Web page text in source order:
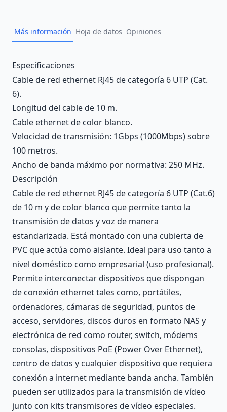
Más información Hoja de datos Opiniones
Description
Especificaciones
Cable de red ethernet RJ45 de categoría 6 UTP (Cat.
6).
Longitud del cable de 10 m.
Cable ethernet de color blanco.
Velocidad de transmisión: 1Gbps (1000Mbps) sobre
100 metros.
Ancho de banda máximo por normativa: 250 MHz.
Descripción
Cable de red ethernet RJ45 de categoría 6 UTP (Cat.6)
de 10 m y de color blanco que permite tanto la
transmisión de datos y voz de manera
estandarizada. Está montado con una cubierta de
PVC que actúa como aislante. Ideal para uso tanto a
nivel doméstico como empresarial (uso profesional).
Permite interconectar dispositivos que dispongan
de conexión ethernet tales como, portátiles,
ordenadores, cámaras de seguridad, puntos de
acceso, servidores, discos duros en formato NAS y
electrónica de red como router, switch, módems
consolas, dispositivos PoE (Power Over Ethernet),
centro de datos y cualquier dispositivo que requiera
conexión a internet mediante banda ancha. También
pueden ser utilizados para la transmisión de vídeo
junto con kits transmisores de vídeo especiales.